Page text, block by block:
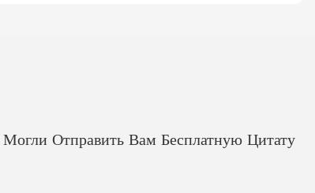
Отправить Вам Бесплатную Цитату